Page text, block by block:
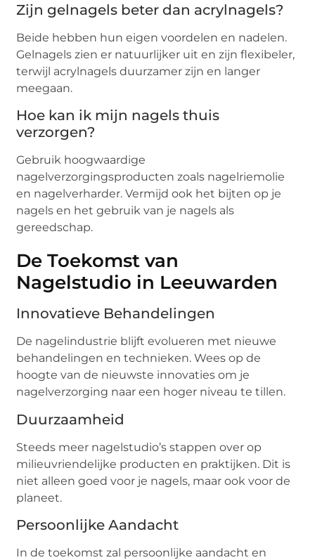
Zijn gelnagels beter dan acrylnagels?
Beide hebben hun eigen voordelen en nadelen.
Gelnagels zien er natuurlijker uit en zijn flexibeler,
terwijl acrylnagels duurzamer zijn en langer
meegaan.
Hoe kan ik mijn nagels thuis
verzorgen?
Gebruik hoogwaardige
nagelverzorgingsproducten zoals nagelriemolie
en nagelverharder. Vermijd ook het bijten op je
nagels en het gebruik van je nagels als
gereedschap.
De Toekomst van
Nagelstudio in Leeuwarden
Innovatieve Behandelingen
De nagelindustrie blijft evolueren met nieuwe
behandelingen en technieken. Wees op de
hoogte van de nieuwste innovaties om je
nagelverzorging naar een hoger niveau te tillen.
Duurzaamheid
Steeds meer nagelstudio’s stappen over op
milieuvriendelijke producten en praktijken. Dit is
niet alleen goed voor je nagels, maar ook voor de
planeet.
Persoonlijke Aandacht
In de toekomst zal persoonlijke aandacht en